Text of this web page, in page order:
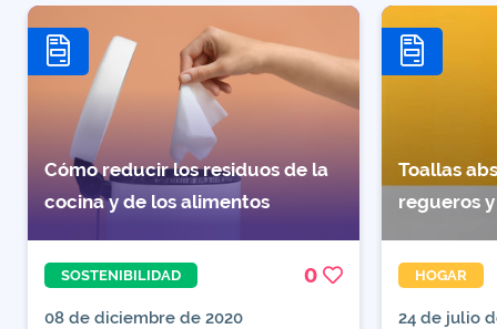
Cómo reducir los residuos de la
cocina y de los alimentos
SOSTENIBILIDAD 0
08 de diciembre de 2020
Toallas
regueros
HOGAR
24 de julio